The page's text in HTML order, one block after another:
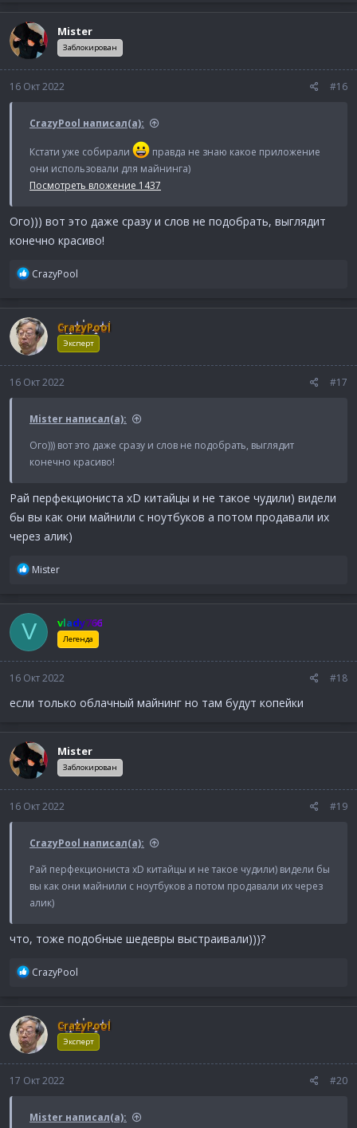
к
ц
и
и
Mister
Заблокирован
16 Окт 2022 #16
CrazyPool написал(а):
Кстати уже собирали
правда не знаю какое приложение
они использовали для майнинга)
Посмотреть вложение 1437
Ого))) вот это даже сразу и слов не подобрать, выглядит
конечно красиво!
Р
к
ц
и
и
CrazyPool
CrazyPool
Эксперт
16 Окт 2022 #17
Mister написал(а):
Ого))) вот это даже сразу и слов не подобрать, выглядит
конечно красиво!
Рай перфекциониста xD китайцы и не такое чудили) видели
бы вы как они майнили с ноутбуков а потом продавали их
через алик)
Р
к
ц
и
и
Mister
V vlady766
Легенда
16 Окт 2022 #18
если только облачный майнинг но там будут копейки
Mister
Заблокирован
16 Окт 2022 #19
CrazyPool написал(а):
Рай перфекциониста xD китайцы и не такое чудили) видели бы
вы как они майнили с ноутбуков а потом продавали их через
алик)
что, тоже подобные шедевры выстраивали)))?
Р
к
ц
и
и
CrazyPool
CrazyPool
Эксперт
17 Окт 2022 #20
Mister написал(а):